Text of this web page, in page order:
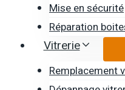
Mise en sécurité
Réparation
Vitrerie
Remplacement